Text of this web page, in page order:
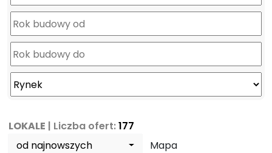
LOKALE | Liczba ofert:177
od najnowszych
Mapa